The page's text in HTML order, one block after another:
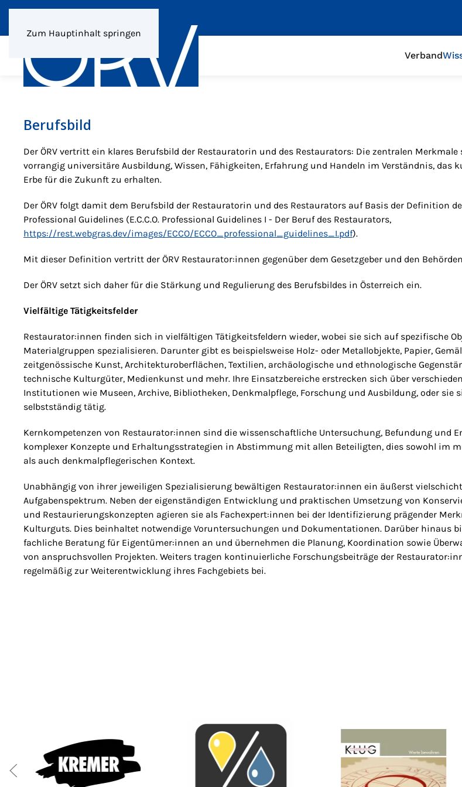
Zum Hauptinhalt springen
Verband
Berufsbild
Der ÖRV vertritt ein klares Berufsbild der Restauratorin und des Restaurators: Die zentralen Merkmale
vorrangig universitäre Ausbildung, Wissen, Fähigkeiten, Erfahrung und Handeln im Verständnis, das
Erbe für die Zukunft zu erhalten.
Der ÖRV folgt damit dem Berufsbild der Restauratorin und des Restaurators auf Basis der Definition der
Professional Guidelines (E.C.C.O. Professional Guidelines I - Der Beruf des Restaurators,
https://rest.webgras.dev/images/ECCO/ECCO_professional_guidelines_I.pdf).
Mit dieser Definition vertritt der ÖRV Restaurator:innen gegenüber dem Gesetzgeber und den
Der ÖRV setzt sich daher für die Stärkung und Regulierung des Berufsbildes in Österreich ein.
Vielfältige Tätigkeitsfelder
Restaurator:innen finden sich in vielfältigen Tätigkeitsfeldern wieder, wobei sie sich auf spezifische
Materialgruppen spezialisieren. Darunter gibt es beispielsweise Holz- oder Metallobjekte, Papier,
zeitgenössische Kunst, Architekturoberflächen, Textilien, archäologische und ethnologische
technische Kulturgüter, Medienkunst und mehr. Ihre Einsatzbereiche erstrecken sich über
Institutionen wie Museen, Archive, Bibliotheken, Denkmalpflege, Forschung und Ausbildung, oder sie
selbstständig tätig.
Kernkompetenzen von Restaurator:innen sind die wissenschaftliche Untersuchung, Befundung und
komplexer Konzepte und Erhaltungsstrategien in Abstimmung mit allen Beteiligten, dies sowohl im
als auch denkmalpflegerischen Kontext.
Unabhängig von ihrer jeweiligen Spezialisierung bewältigen Restaurator:innen ein äußerst
Aufgabenspektrum. Neben der eigenständigen Entwicklung und praktischen Umsetzung von
und Restaurierungskonzepten agieren sie als Fachexpert:innen bei der Identifizierung prägender
Kulturguts. Dies beinhaltet notwendige Voruntersuchungen und Dokumentationen. Darüber hinaus
fachliche Beratung für Eigentümer:innen an und übernehmen die Planung, Koordination sowie
von anspruchsvollen Projekten. Weiters tragen kontinuierliche Forschungsbeiträge der
regelmäßig zur Weiterentwicklung ihres Fachgebiets bei.